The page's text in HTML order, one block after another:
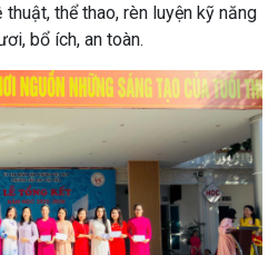
thể thao, rèn luyện kỹ năng
bổ ích, an toàn.